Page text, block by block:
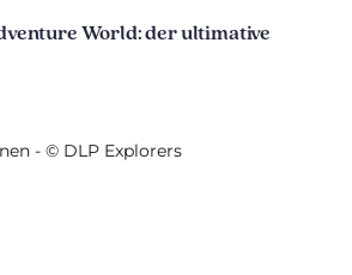
World: der ultimative